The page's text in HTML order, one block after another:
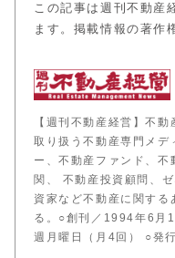
この記事は週刊不動産
ます。掲載情報の著作
【週刊不動産経営】不
取り扱う不動産専門メデ
ー、不動産ファンド、
関、 不動産投資顧問、
資家など不動産に関す
る。○創刊／1994年6月
週月曜日（月4回） ○発